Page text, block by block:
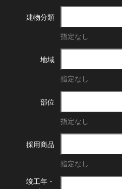
建物分類
指定なし
地域
指定なし
部位
指定なし
採用商品
指定なし
竣工年・